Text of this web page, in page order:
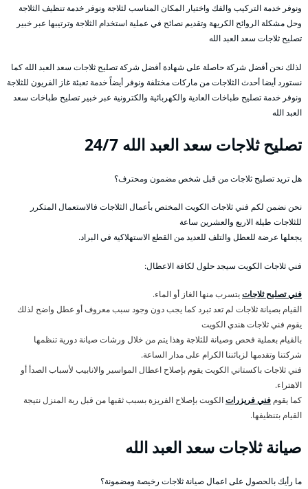
ونوفر خدمة التركيب والفك واختيار المكان المناسب لثلاجة ونوفر خدمة تنظيف الثلاجة
وحل مشكلة الروائح الكريهة وتقديم نصائح في عملية استخدام الثلاجة وترتيبها عبر خبير
تصليح ثلاجات سعد العبد الله
لذلك نحن أفضل شركة حاصلة على شهادة أفضل شركة تصليح ثلاجات سعد العبد الله كما
نستورد أيضا أحدث الثلاجات من ماركات مختلفة ونوفر أيضاً خدمة تعبئة غاز الفريون للثلاجة
ونوفر خدمة تصليح طباخات العادية والكهربائية والكترونية عبر خبير تصليح طباخات سعد
العبد الله
تصليح ثلاجات سعد العبد الله 24/7
هل تريد تصليح ثلاجات من قبل شخص مضمون ومحترف؟
نحن نضمن لكم فني ثلاجات الكويت المختص بأعمال الثلاجات فالاستعمال المتكرر
للثلاجات طيلة الاربع والعشرين ساعة
يجعلها عرضة للعطل والتلف للعديد من القطع الاستهلاكية في البراد.
فني ثلاجات الكويت سيجد حلول لكافة الاعطال:
فني تصليح ثلاجاتيتسرب منها الغاز أو الماء.
القيام بصيانة ثلاجات لم تعد تبرد كما يجب دون وجود سبب معروف أو عطل واضح لذلك
يقوم فني ثلاجات هندي الكويت
بالقيام بعملية فحص وصيانة للثلاجة وهذا يتم من خلال ورشات صيانة دورية تنظمها
شركتنا وتقدمها لزبائننا الكرام على مدار الساعة.
فني ثلاجات باكستاني الكويت يقوم بإصلاح اعطال المواسير والانابيب لأسباب الصدأ أو
الاهتراء.
كما يقوم فني فريزراتالكويت بإصلاح الفريزة بسبب ثقبها من قبل ربة المنزل نتيجة
القيام بتنظيفها.
صيانة ثلاجات سعد العبد الله
ما رأيك بالحصول على اعمال صيانة ثلاجات رخيصة ومضمونة؟